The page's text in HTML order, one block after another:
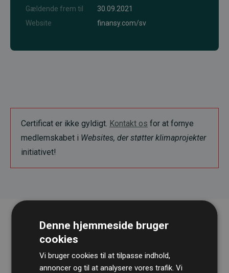
Gældende frem til
30.09.2021
Website
finansy.com/sv
Certificat er ikke gyldigt. Kontakt os for at fornye
medlemskabet i Websites, der støtter klimaprojekter
initiativet!
Denne hjemmeside bruger
cookies
Vi bruger cookies til at tilpasse indhold,
annoncer og til at analysere vores trafik. Vi